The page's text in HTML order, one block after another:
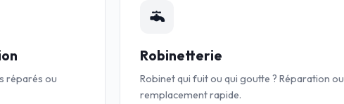
réparés ou
Robinetterie
Robinet qui fuit ou qui goutte ? Réparation ou
remplacement rapide.